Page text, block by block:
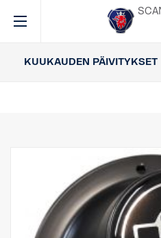
KUUKAUDEN PÄIVITYKSET